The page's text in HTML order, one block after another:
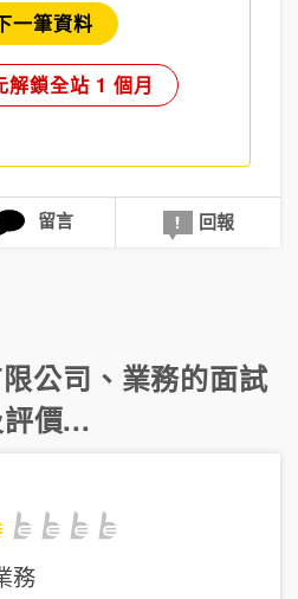
一筆資料
解鎖全站 1 個月
留言 回報
公司 、 業務的面試
價...
務